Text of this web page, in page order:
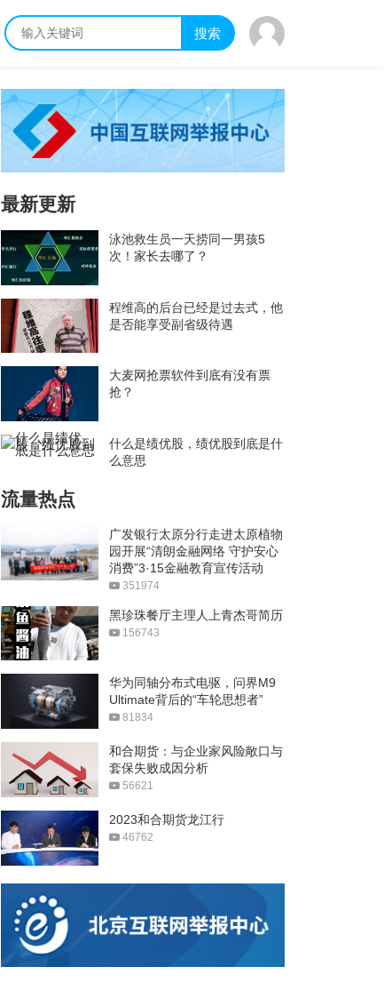
搜索
最新更新
泳池救生员一天捞同一男孩5
次！家长去哪了？
程维高的后台已经是过去式，他
是否能享受副省级待遇
大麦网抢票软件到底有没有票
抢？
什么是绩优股，绩优股到底是什
么意思
流量热点
广发银行太原分行走进太原植物
园开展“清朗金融网络 守护安心
消费”3·15金融教育宣传活动
351974
黑珍珠餐厅主理人上青杰哥简历
156743
华为同轴分布式电驱，问界M9
Ultimate背后的“车轮思想者”
81834
和合期货：与企业家风险敞口与
套保失败成因分析
56621
2023和合期货龙江行
46762